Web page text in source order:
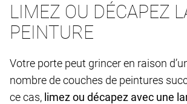
LIMEZ OU DÉCAPEZ
PEINTURE
Votre porte peut grincer en raison
nombre de couches de peintures
ce cas, limez ou décapez avec une